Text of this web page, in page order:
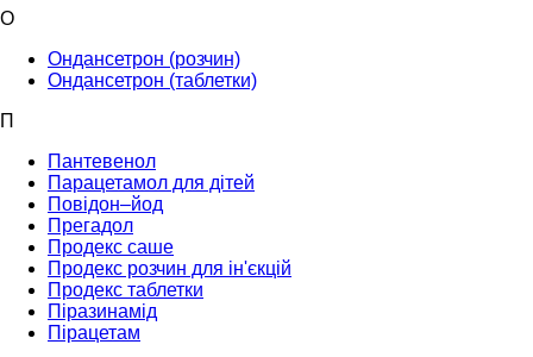
О
Ондансетрон (розчин)
Ондансетрон (таблетки)
П
Пантевенол
Парацетамол для дітей
Повідон–йод
Прегадол
Продекс саше
Продекс розчин для ін'єкцій
Продекс таблетки
Піразинамід
Пірацетам